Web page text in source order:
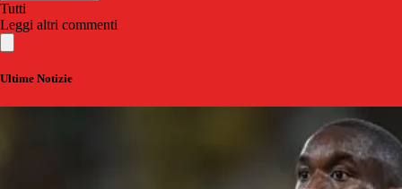
Tutti
Leggi altri commenti
Ultime Notizie